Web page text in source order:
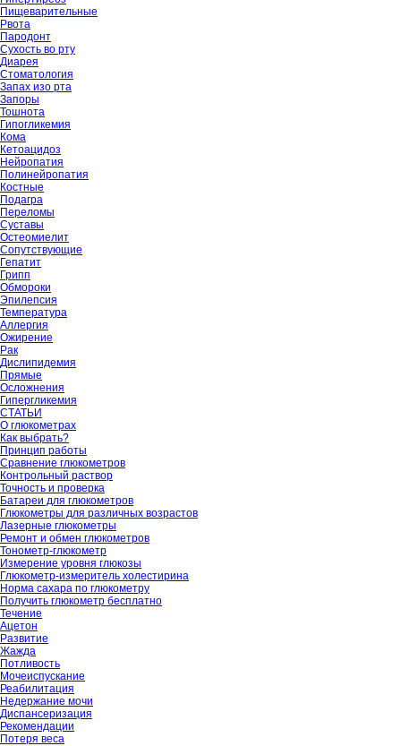
Пищеварительные
Рвота
Пародонт
Сухость во рту
Диарея
Стоматология
Запах изо рта
Запоры
Тошнота
Гипогликемия
Кома
Кетоацидоз
Нейропатия
Полинейропатия
Костные
Подагра
Переломы
Суставы
Остеомиелит
Сопутствующие
Гепатит
Грипп
Обмороки
Эпилепсия
Температура
Аллергия
Ожирение
Рак
Дислипидемия
Прямые
Осложнения
Гипергликемия
СТАТЬИ
О глюкометрах
Как выбрать?
Принцип работы
Сравнение глюкометров
Контрольный раствор
Точность и проверка
Батареи для глюкометров
Глюкометры для различных возрастов
Лазерные глюкометры
Ремонт и обмен глюкометров
Тонометр-глюкометр
Измерение уровня глюкозы
Глюкометр-измеритель холестирина
Норма сахара по глюкометру
Получить глюкометр бесплатно
Течение
Ацетон
Развитие
Жажда
Потливость
Мочеиспускание
Реабилитация
Недержание мочи
Диспансеризация
Рекомендации
Потеря веса